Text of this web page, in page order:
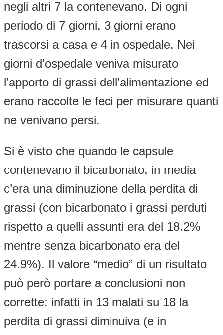
negli altri 7 la contenevano. Di ogni
periodo di 7 giorni, 3 giorni erano
trascorsi a casa e 4 in ospedale. Nei
giorni d’ospedale veniva misurato
l’apporto di grassi dell’alimentazione ed
erano raccolte le feci per misurare quanti
ne venivano persi.
Si è visto che quando le capsule
contenevano il bicarbonato, in media
c’era una diminuzione della perdita di
grassi (con bicarbonato i grassi perduti
rispetto a quelli assunti era del 18.2%
mentre senza bicarbonato era del
24.9%). Il valore “medio” di un risultato
può però portare a conclusioni non
corrette: infatti in 13 malati su 18 la
perdita di grassi diminuiva (e in